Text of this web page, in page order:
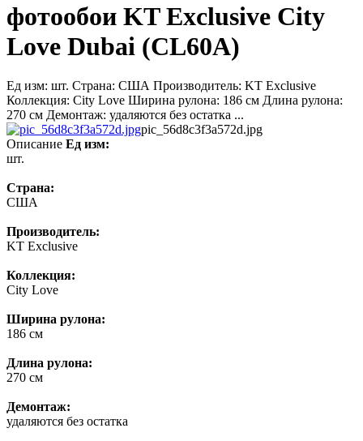
фотообои KT Exclusive City
Love Dubai (CL60A)
Ед изм: шт. Страна: США Производитель: KT Exclusive
Коллекция: City Love Ширина рулона: 186 см Длина рулона:
270 см Демонтаж: удаляются без остатка ...
pic_56d8c3f3a572d.jpg
Описание Ед изм:
шт.
Страна:
США
Производитель:
KT Exclusive
Коллекция:
City Love
Ширина рулона:
186 см
Длина рулона:
270 см
Демонтаж:
удаляются без остатка